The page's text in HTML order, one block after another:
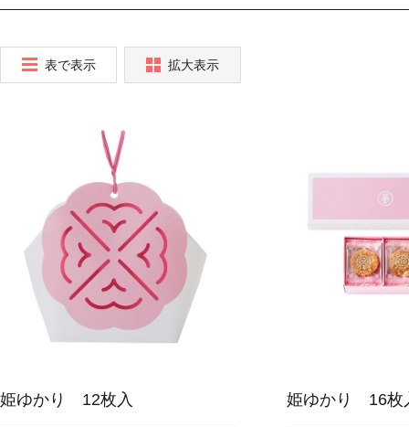
拡大表示
表で表示
姫ゆかり 12枚入 姫ゆかり 16枚